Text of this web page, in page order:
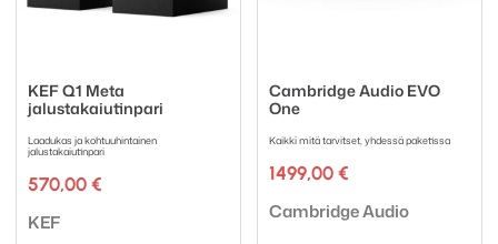
KEF Q1 Meta
jalustakaiutinpari
Laadukas ja kohtuuhintainen
jalustakaiutinpari
570,00 €
Tuotemerkki:
KEF
Cambridge Audio EVO
One
Kaikki mitä tarvitset, yhdessä paketissa
1499,00 €
Tuotemerkki:
Cambridge Audio